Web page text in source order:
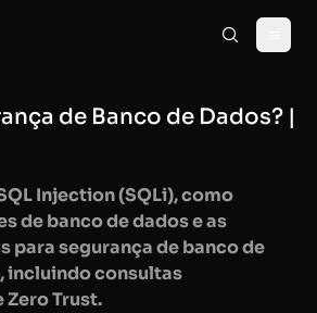
de Banco de Dados? |
Injection (SQLi), como
de banco de dados e as
para segurança de banco de
incluindo consultas
Zero Trust.